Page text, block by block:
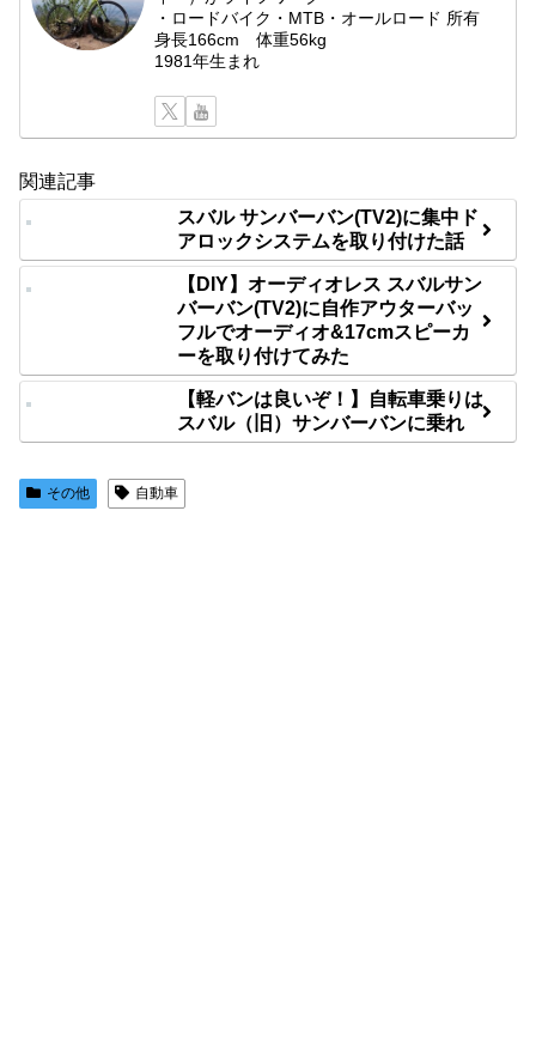
・ロードバイク・MTB・オールロード 所有
身長166cm 体重56kg
1981年生まれ
関連記事
スバル サンバーバン(TV2)に集中ド
アロックシステムを取り付けた話
【DIY】オーディオレス スバルサン
バーバン(TV2)に自作アウターバッ
フルでオーディオ&17cmスピーカ
ーを取り付けてみた
【軽バンは良いぞ！】自転車乗りは
スバル（旧）サンバーバンに乗れ
その他 自動車